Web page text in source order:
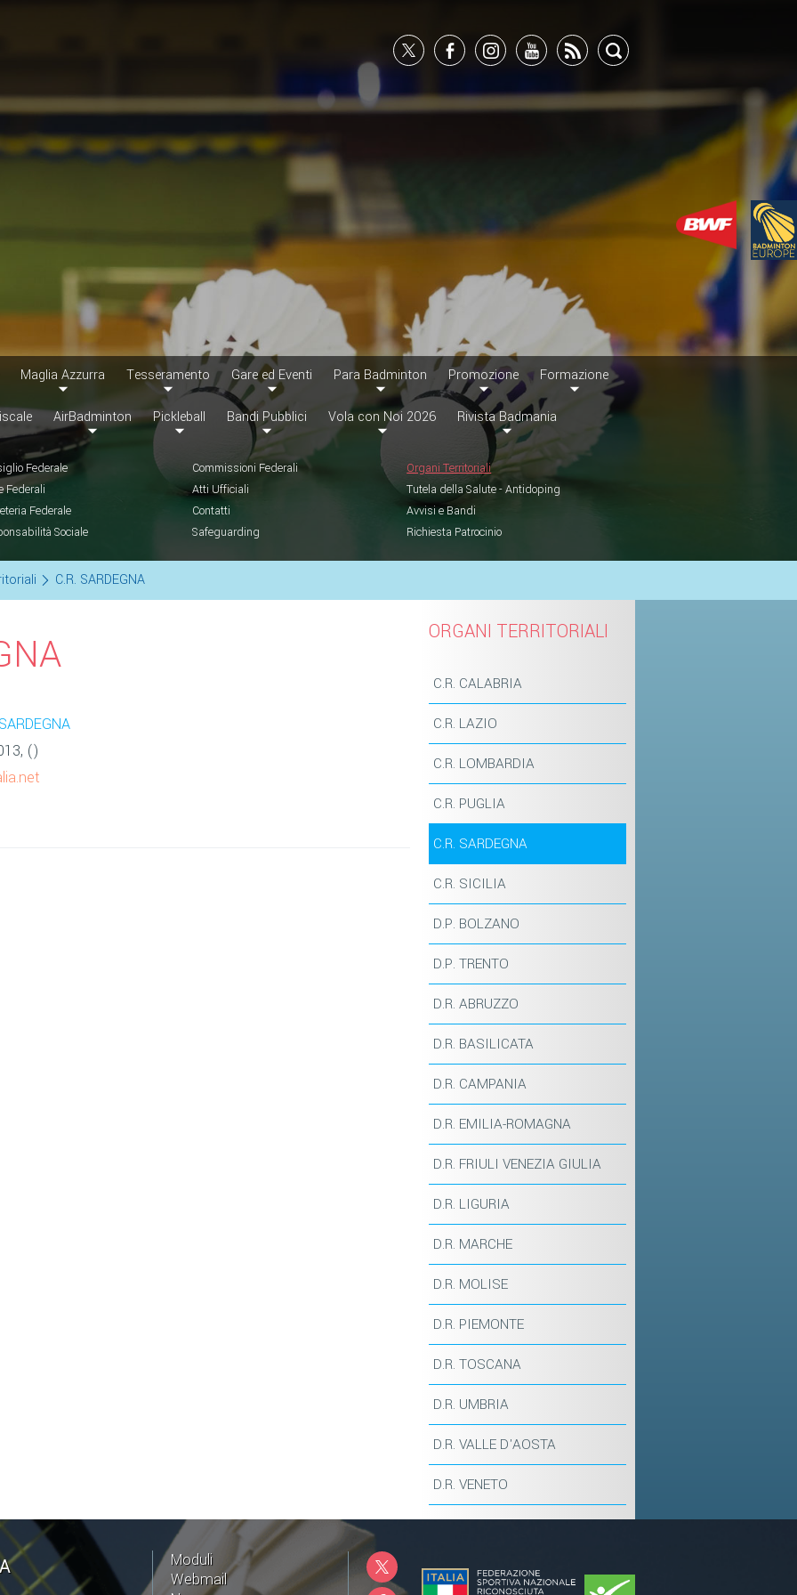
Maglia Azzurra Tesseramento Gare ed Eventi Para Badminton Promozione Formazione
AirBadminton Pickleball Bandi Pubblici Vola con Noi 2026 Rivista Badmania
Federale Commissioni Federali
Organi Territoriali
Federali Atti Ufficiali
Tutela della Salute - Antidoping
Federale Contatti
Avvisi e Bandi
Sociale Safeguarding Richiesta Patrocinio
C.R. SARDEGNA
()
ORGANI TERRITORIALI
C.R. CALABRIA
C.R. LAZIO
C.R. LOMBARDIA
C.R. PUGLIA
C.R. SARDEGNA
C.R. SICILIA
D.P. BOLZANO
D.P. TRENTO
D.R. ABRUZZO
D.R. BASILICATA
D.R. CAMPANIA
D.R. EMILIA-ROMAGNA
D.R. FRIULI VENEZIA GIULIA
D.R. LIGURIA
D.R. MARCHE
D.R. MOLISE
D.R. PIEMONTE
D.R. TOSCANA
D.R. UMBRIA
D.R. VALLE D'AOSTA
D.R. VENETO
Moduli
Webmail